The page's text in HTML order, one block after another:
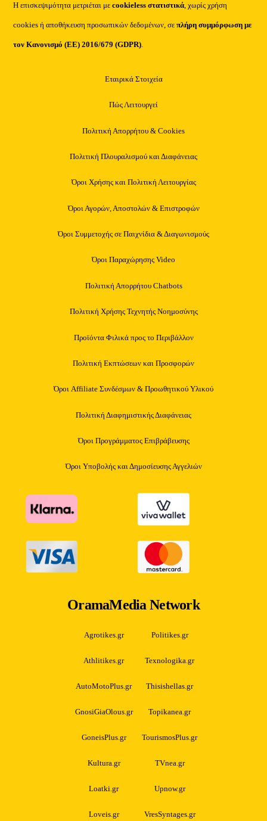
Η επισκεψιμότητα μετριέται μεcookieless στατιστικά, χωρίς χρήση
cookies ή αποθήκευση προσωπικών δεδομένων, σεπλήρη συμμόρφωση με
τον Κανονισμό (ΕΕ) 2016/679 (GDPR).
Εταιρικά Στοιχεία
Πώς Λειτουργεί
Πολιτική Απορρήτου & Cookies
Πολιτική Πλουραλισμού και Διαφάνειας
Όροι Χρήσης και Πολιτική Λειτουργίας
Όροι Αγορών, Αποστολών & Επιστροφών
Όροι Συμμετοχής σε Παιχνίδια & Διαγωνισμούς
Όροι Παραχώρησης Video
Πολιτική Απορρήτου Chatbots
Πολιτική Χρήσης Τεχνητής Νοημοσύνης
Προϊόντα Φιλικά προς το Περιβάλλον
Πολιτική Εκπτώσεων και Προσφορών
Όροι Affiliate Συνδέσμων & Προωθητικού Υλικού
Πολιτική Διαφημιστικής Διαφάνειας
Όροι Προγράμματος Επιβράβευσης
Όροι Υποβολής και Δημοσίευσης Αγγελιών
OramaMedia Network
Agrotikes.gr Politikes.gr
Athlitikes.gr Texnologika.gr
AutoMotoPlus.gr Thisishellas.gr
GnosiGiaOlous.gr Topikanea.gr
GoneisPlus.gr TourismosPlus.gr
Kultura.gr TVnea.gr
Loatki.gr Upnow.gr
Loveis.gr VresSyntages.gr